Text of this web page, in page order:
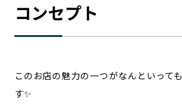
コンセプト
このお店の魅力の一つがなんといっても
す✨